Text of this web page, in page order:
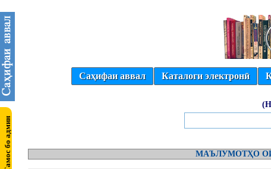
Саҳифаи аввал Каталоги электронӣ
МАЪЛУМОТҲО